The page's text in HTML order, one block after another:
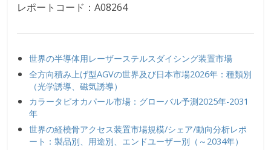
レポートコード：A08264
世界の半導体用レーザーステルスダイシング装置市場
全方向積み上げ型AGVの世界及び日本市場2026年：種類別
（光学誘導、磁気誘導）
カラータピオカパール市場：グローバル予測2025年-2031
年
世界の経橈骨アクセス装置市場規模/シェア/動向分析レポ
ート：製品別、用途別、エンドユーザー別（～2034年）